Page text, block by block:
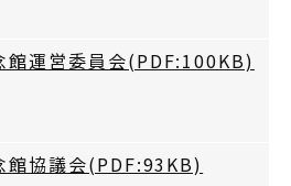
館運営委員会(PDF:100KB)
館協議会(PDF:93KB)